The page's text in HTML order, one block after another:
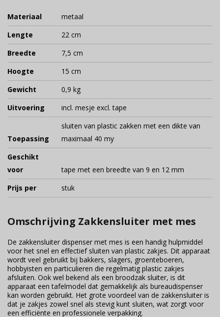
Materiaal
metaal
Lengte
22 cm
Breedte
7,5 cm
Hoogte
15 cm
Gewicht
0,9 kg
Uitvoering
incl. mesje excl. tape
Toepassing
sluiten van plastic zakken met een dikte van
maximaal 40 my
Geschikt
voor
tape met een breedte van 9 en 12 mm
Prijs per
stuk
Omschrijving Zakkensluiter met mes
De zakkensluiter dispenser met mes is een handig hulpmiddel
voor het snel en effectief sluiten van plastic zakjes. Dit apparaat
wordt veel gebruikt bij bakkers, slagers, groenteboeren,
hobbyisten en particulieren die regelmatig plastic zakjes
afsluiten. Ook wel bekend als een broodzak sluiter, is dit
apparaat een tafelmodel dat gemakkelijk als bureaudispenser
kan worden gebruikt. Het grote voordeel van de zakkensluiter is
dat je zakjes zowel snel als stevig kunt sluiten, wat zorgt voor
een efficiënte en professionele verpakking.